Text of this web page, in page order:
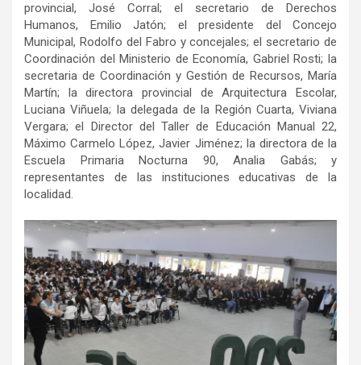
provincial, José Corral; el secretario de Derechos
Humanos, Emilio Jatón; el presidente del Concejo
Municipal, Rodolfo del Fabro y concejales; el secretario de
Coordinación del Ministerio de Economía, Gabriel Rosti; la
secretaria de Coordinación y Gestión de Recursos, María
Martín; la directora provincial de Arquitectura Escolar,
Luciana Viñuela; la delegada de la Región Cuarta, Viviana
Vergara; el Director del Taller de Educación Manual 22,
Máximo Carmelo López, Javier Jiménez; la directora de la
Escuela Primaria Nocturna 90, Analia Gabás; y
representantes de las instituciones educativas de la
localidad.